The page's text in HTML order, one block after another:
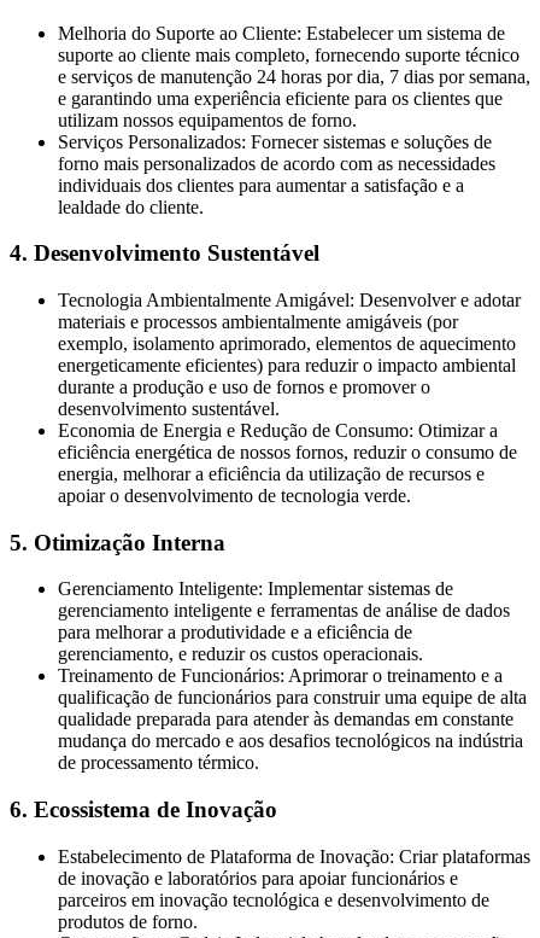
Melhoria do Suporte ao Cliente: Estabelecer um sistema de
suporte ao cliente mais completo, fornecendo suporte técnico
e serviços de manutenção 24 horas por dia, 7 dias por semana,
e garantindo uma experiência eficiente para os clientes que
utilizam nossos equipamentos de forno.
Serviços Personalizados: Fornecer sistemas e soluções de
forno mais personalizados de acordo com as necessidades
individuais dos clientes para aumentar a satisfação e a
lealdade do cliente.
4. Desenvolvimento Sustentável
Tecnologia Ambientalmente Amigável: Desenvolver e adotar
materiais e processos ambientalmente amigáveis (por
exemplo, isolamento aprimorado, elementos de aquecimento
energeticamente eficientes) para reduzir o impacto ambiental
durante a produção e uso de fornos e promover o
desenvolvimento sustentável.
Economia de Energia e Redução de Consumo: Otimizar a
eficiência energética de nossos fornos, reduzir o consumo de
energia, melhorar a eficiência da utilização de recursos e
apoiar o desenvolvimento de tecnologia verde.
5. Otimização Interna
Gerenciamento Inteligente: Implementar sistemas de
gerenciamento inteligente e ferramentas de análise de dados
para melhorar a produtividade e a eficiência de
gerenciamento, e reduzir os custos operacionais.
Treinamento de Funcionários: Aprimorar o treinamento e a
qualificação de funcionários para construir uma equipe de alta
qualidade preparada para atender às demandas em constante
mudança do mercado e aos desafios tecnológicos na indústria
de processamento térmico.
6. Ecossistema de Inovação
Estabelecimento de Plataforma de Inovação: Criar plataformas
de inovação e laboratórios para apoiar funcionários e
parceiros em inovação tecnológica e desenvolvimento de
produtos de forno.